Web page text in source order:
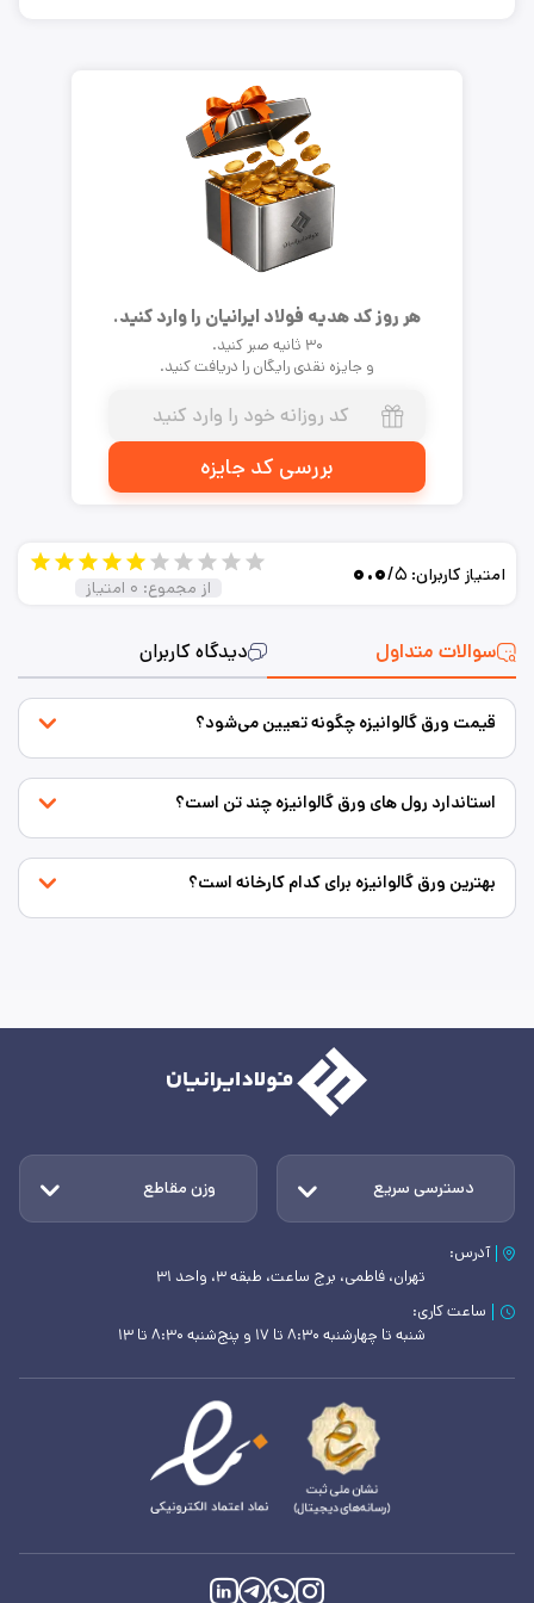
هر روز کد هدیه فولاد ایرانیان را وارد کنید.
۳۰ ثانیه صبر کنید.
و جایزه نقدی رایگان را دریافت کنید.
بررسی کد جایزه
سوالات متداول دیدگاه کاربران
امتیاز کاربران: ۰.۰/۵
از مجموع: ۰ امتیاز
قیمت ورق گالوانیزه چگونه تعیین می‌شود؟
استاندارد رول های ورق گالوانیزه چند تن است؟
بهترین ورق گالوانیزه برای کدام کارخانه است؟
دسترسی سریع وزن مقاطع
آدرس:
تهران، فاطمی، برج ساعت، طبقه ۳، واحد ۳۱
ساعت کاری:
شنبه تا چهارشنبه ۸:۳۰ تا ۱۷ و پنج‌شنبه ۸:۳۰ تا ۱۳